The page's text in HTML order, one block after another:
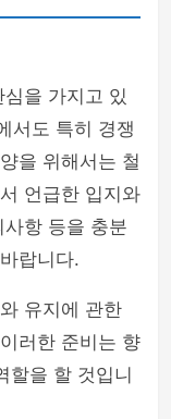
을 가지고 있
서도 특히 경쟁
을 위해서는 철
언급한 입지와
항 등을 충분
랍니다.
유지에 관한
러한 준비는 향
할을 할 것입니